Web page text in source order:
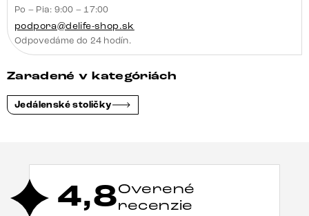
Po – Pia: 9:00 – 17:00
podpora@delife-shop.sk
Odpovedáme do 24 hodín.
Zaradené v kategóriách
Jedálenské stoličky
4,8Overené
recenzie